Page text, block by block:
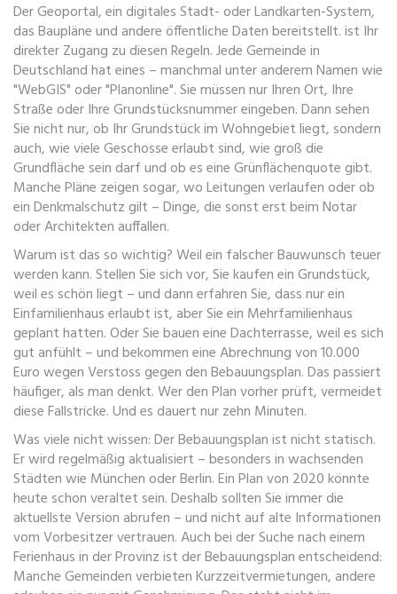
DerGeoportal,ein digitales Stadt- oder Landkarten-System,
das Baupläne und andere öffentliche Daten bereitstellt.ist Ihr
direkter Zugang zu diesen Regeln. Jede Gemeinde in
Deutschland hat eines – manchmal unter anderem Namen wie
"WebGIS" oder "Planonline". Sie müssen nur Ihren Ort, Ihre
Straße oder Ihre Grundstücksnummer eingeben. Dann sehen
Sie nicht nur, ob Ihr Grundstück im Wohngebiet liegt, sondern
auch, wie viele Geschosse erlaubt sind, wie groß die
Grundfläche sein darf und ob es eine Grünflächenquote gibt.
Manche Pläne zeigen sogar, wo Leitungen verlaufen oder ob
ein Denkmalschutz gilt – Dinge, die sonst erst beim Notar
oder Architekten auffallen.
Warum ist das so wichtig? Weil ein falscher Bauwunsch teuer
werden kann. Stellen Sie sich vor, Sie kaufen ein Grundstück,
weil es schön liegt – und dann erfahren Sie, dass nur ein
Einfamilienhaus erlaubt ist, aber Sie ein Mehrfamilienhaus
geplant hatten. Oder Sie bauen eine Dachterrasse, weil es sich
gut anfühlt – und bekommen eine Abrechnung von 10.000
Euro wegen Verstoss gegen den Bebauungsplan. Das passiert
häufiger, als man denkt. Wer den Plan vorher prüft, vermeidet
diese Fallstricke. Und es dauert nur zehn Minuten.
Was viele nicht wissen: Der Bebauungsplan ist nicht statisch.
Er wird regelmäßig aktualisiert – besonders in wachsenden
Städten wie München oder Berlin. Ein Plan von 2020 könnte
heute schon veraltet sein. Deshalb sollten Sie immer die
aktuellste Version abrufen – und nicht auf alte Informationen
vom Vorbesitzer vertrauen. Auch bei der Suche nach einem
Ferienhaus in der Provinz ist der Bebauungsplan entscheidend:
Manche Gemeinden verbieten Kurzzeitvermietungen, andere